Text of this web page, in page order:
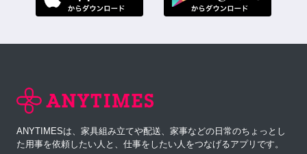
ANYTIMESは、家具組み立てや配送、家事などの日常のちょっとし
た用事を依頼したい人と、仕事をしたい人をつなげるアプリです。